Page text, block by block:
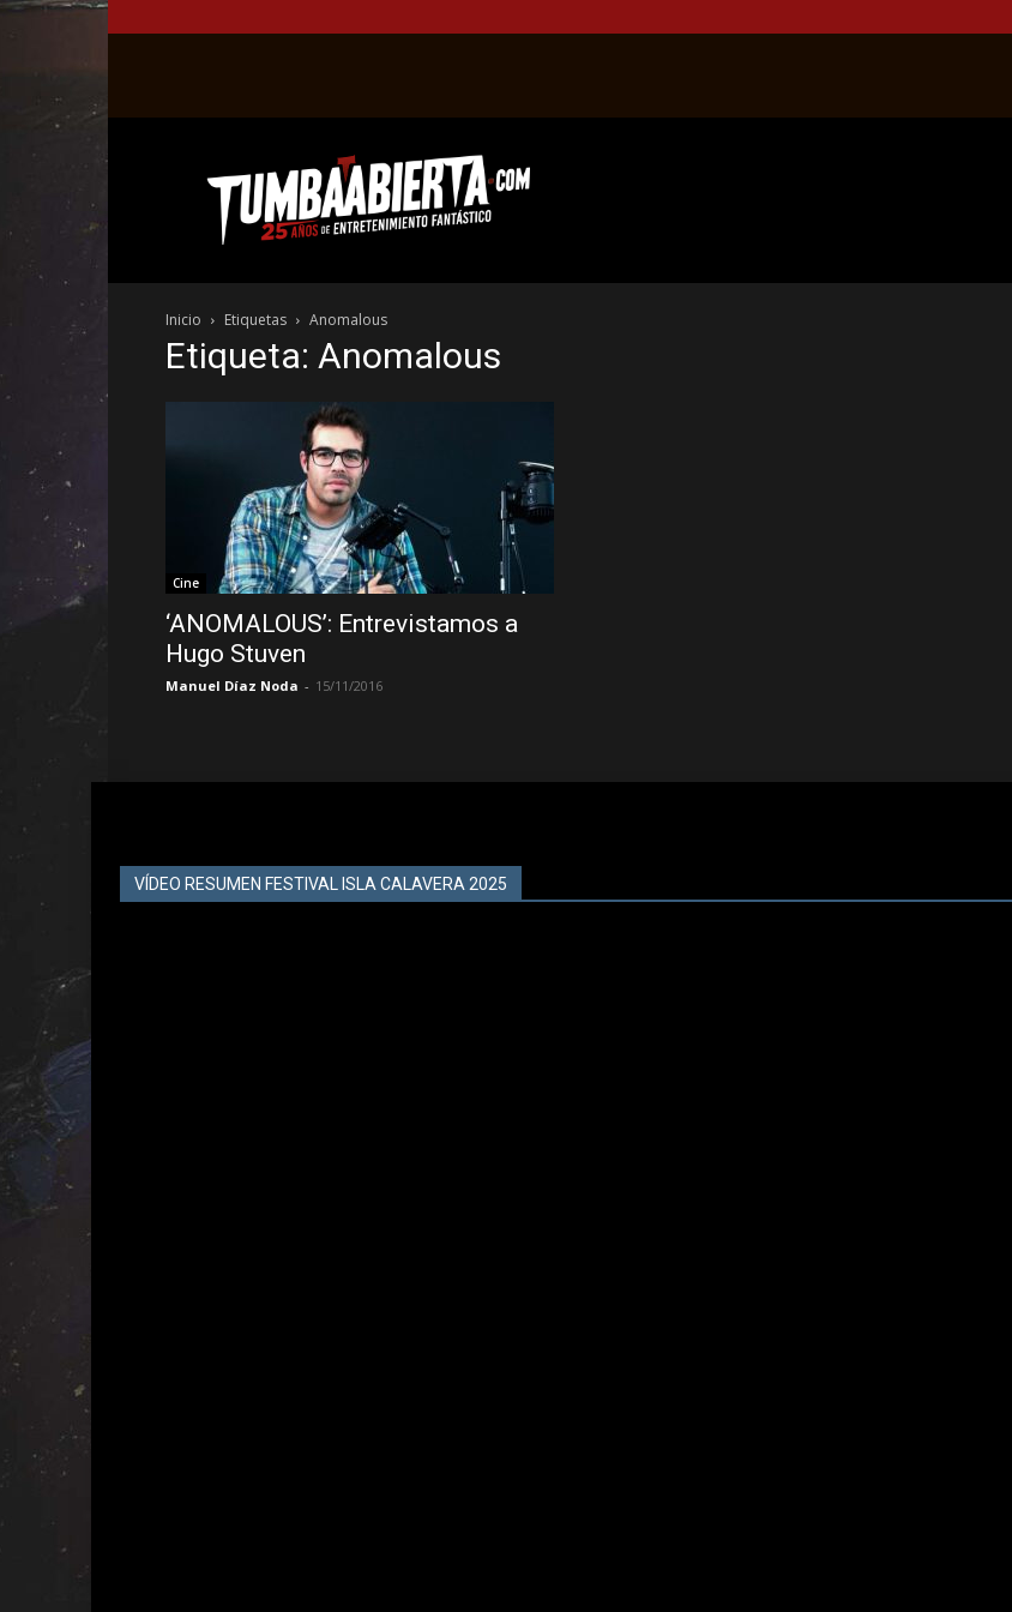
web
del
entretenimiento
el
género
fantástico.
Inicio Etiquetas Anomalous
Etiqueta: Anomalous
Cine
‘ANOMALOUS’: Entrevistamos a
Hugo Stuven
Manuel Díaz Noda - 15/11/2016
VÍDEO RESUMEN FESTIVAL ISLA CALAVERA 2025